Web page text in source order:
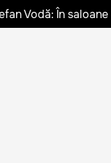
Vodă: În